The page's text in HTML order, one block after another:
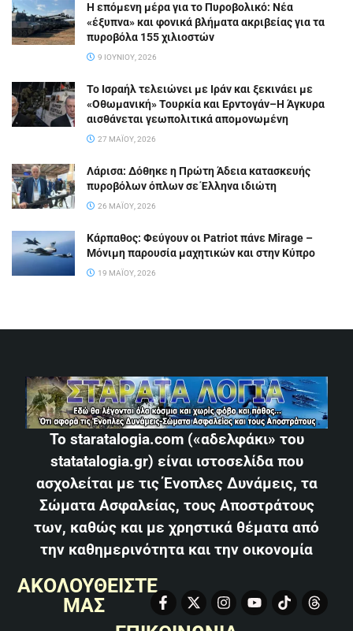
Η επόμενη μέρα για το Πυροβολικό: Νέα
«έξυπνα» και φονικά βλήματα ακριβείας για τα
πυροβόλα 155 χιλιοστών
9 ΙΟΥΝΊΟΥ, 2026
Το Ισραήλ τελειώνει με Ιράν και ξεκινάει με
«Οθωμανική» Τουρκία και Ερντογάν–Η Άγκυρα
αισθάνεται γεωπολιτικά απομονωμένη
27 ΜΑΪ́ΟΥ, 2026
Λάρισα: Δόθηκε η Πρώτη Άδεια κατασκευής
πυροβόλων όπλων σε Έλληνα ιδιώτη
26 ΜΑΪ́ΟΥ, 2026
Κάρπαθος: Φεύγουν οι Patriot πάνε Mirage –
Μόνιμη παρουσία μαχητικών και στην Κύπρο
19 ΜΑΪ́ΟΥ, 2026
Το staratalogia.com («αδελφάκι» του
statatalogia.gr) είναι ιστοσελίδα που
ασχολείται με τις Ένοπλες Δυνάμεις, τα
Σώματα Ασφαλείας, τους Αποστράτους
των, καθώς και με χρηστικά θέματα από
την καθημερινότητα και την οικονομία
ΑΚΟΛΟΥΘΕΙΣΤΕ
ΜΑΣ